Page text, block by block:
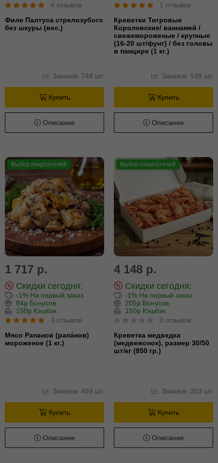
4 отзывов
Филе Палтуса стрелозубого
без шкуры (вес.)
Заказов: 748 шт.
Купить
Описание
1 отзывов
Креветки Тигровые
Королевские/ ваннамей /
свежемороженые / крупные
(16-20 шт/фунт) / без головы
в панцире (1 кг.)
Заказов: 539 шт.
Купить
Описание
Выбор покупателей
1 717 р.
Скидки сегодня:
-1% На первый заказ
84р Бонусов
150р Кэшбэк
3 отзывов
Мясо Рапанов (рапа́нов)
мороженое (1 кг.)
Заказов: 459 шт.
Купить
Описание
Выбор покупателей
4 148 р.
Скидки сегодня:
-1% На первый заказ
205р Бонусов
150р Кэшбэк
0 отзывов
Креветка медведка
(медвежонок), размер 30/50
шт/кг (850 гр.)
Заказов: 203 шт.
Купить
Описание